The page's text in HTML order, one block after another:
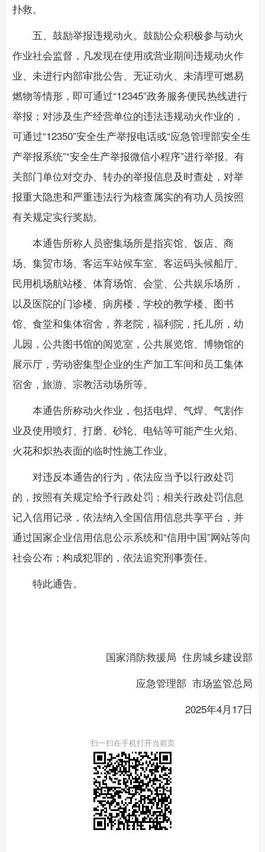
扑救。
五、鼓励举报违规动火。鼓励公众积极参与动火
作业社会监督，凡发现在使用或营业期间违规动火作
业、未进行内部审批公告、无证动火、未清理可燃易
燃物等情形，即可通过“12345”政务服务便民热线进行
举报；对涉及生产经营单位的违法违规动火作业的，
可通过“12350”安全生产举报电话或“应急管理部安全生
产举报系统”“安全生产举报微信小程序”进行举报。有
关部门单位对交办、转办的举报信息及时查处，对举
报重大隐患和严重违法行为核查属实的有功人员按照
有关规定实行奖励。
本通告所称人员密集场所是指宾馆、饭店、商
场、集贸市场、客运车站候车室、客运码头候船厅、
民用机场航站楼、体育场馆、会堂、公共娱乐场所，
以及医院的门诊楼、病房楼，学校的教学楼、图书
馆、食堂和集体宿舍，养老院，福利院，托儿所，幼
儿园，公共图书馆的阅览室，公共展览馆、博物馆的
展示厅，劳动密集型企业的生产加工车间和员工集体
宿舍，旅游、宗教活动场所等。
本通告所称动火作业，包括电焊、气焊、气割作
业及使用喷灯、打磨、砂轮、电钻等可能产生火焰、
火花和炽热表面的临时性施工作业。
对违反本通告的行为，依法应当予以行政处罚
的，按照有关规定给予行政处罚；相关行政处罚信息
记入信用记录，依法纳入全国信用信息共享平台，并
通过国家企业信用信息公示系统和“信用中国”网站等向
社会公布；构成犯罪的，依法追究刑事责任。
特此通告。
国家消防救援局 住房城乡建设部
应急管理部 市场监管总局
2025年4月17日
扫一扫在手机打开当前页